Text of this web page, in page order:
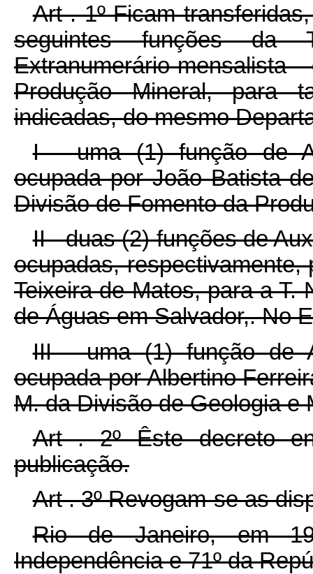
Art . 1º Ficam
seguintes funções da
Extranumerário-
Produção Mineral, para
indicadas, do mesmo
I - uma (1) função de
ocupada por João Batista
Divisão de Fomento da
II - duas (2) funções de
ocupadas,
Teixeira de Matos, para a T.
de Águas em Salvador,. No
III - uma (1) função de
ocupada por Albertino
M. da Divisão de Geologia e
Art . 2º Êste decreto
publicação.
Art . 3º Revogam-se as
Rio de Janeiro, em
Independência e 71º da